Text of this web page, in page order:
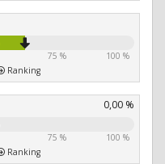
75 %
100 %
Ranking
0,00 %
75 %
100 %
Ranking